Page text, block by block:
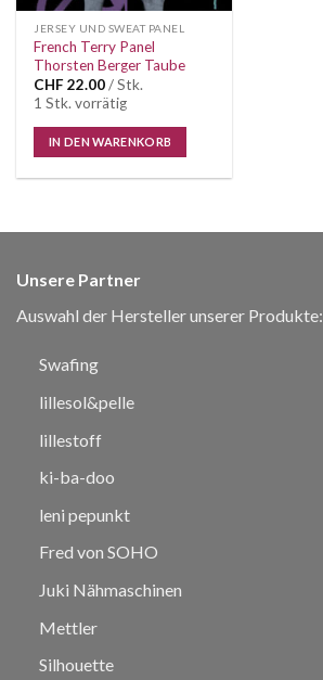
JERSEY UND SWEAT PANEL
French Terry Panel
Thorsten Berger Taube
CHF 22.00/ Stk.
1 Stk. vorrätig
IN DEN WARENKORB
Unsere Partner
Auswahl der Hersteller unserer Produkte:
Swafing
lillesol&pelle
lillestoff
ki-ba-doo
leni pepunkt
Fred von SOHO
Juki Nähmaschinen
Mettler
Silhouette